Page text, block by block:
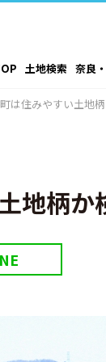
土地検索 奈良
は住みやすい土地
地柄か